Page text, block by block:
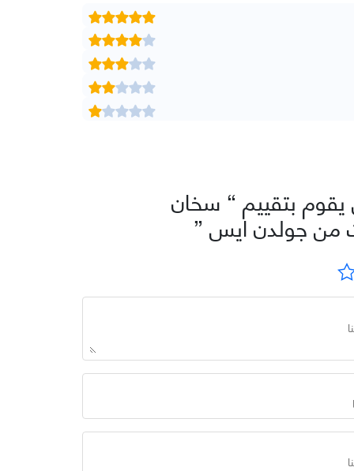
بتقييم “ سخان
من جولدن ايس ”